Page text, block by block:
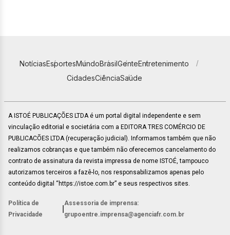
NotíciasEsportesMundoBrasilGenteEntretenimento
CidadesCiênciaSaúde
A ISTOÉ PUBLICAÇÕES LTDA é um portal digital independente e sem
vinculação editorial e societária com a EDITORA TRES COMÉRCIO DE
PUBLICACÕES LTDA (recuperação judicial). Informamos também que não
realizamos cobranças e que também não oferecemos cancelamento do
contrato de assinatura da revista impressa de nome ISTOÉ, tampouco
autorizamos terceiros a fazê-lo, nos responsabilizamos apenas pelo
conteúdo digital “https://istoe.com.br” e seus respectivos sites.
Política de
Privacidade
Assessoria de imprensa:
grupoentre.imprensa@agenciafr.com.br